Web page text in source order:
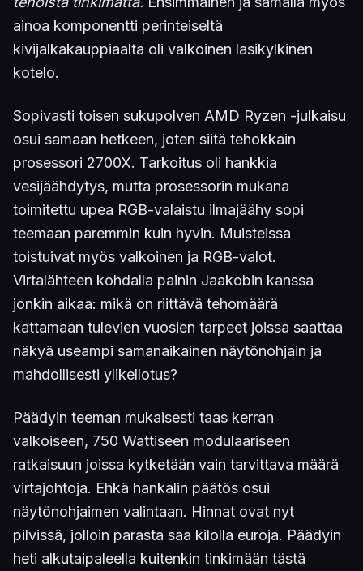
ainoa komponentti perinteiseltä
kivijalkakauppiaalta oli valkoinen lasikylkinen
kotelo.
Sopivasti toisen sukupolven AMD Ryzen -julkaisu
osui samaan hetkeen, joten siitä tehokkain
prosessori 2700X. Tarkoitus oli hankkia
vesijäähdytys, mutta prosessorin mukana
toimitettu upea RGB-valaistu ilmajäähy sopi
teemaan paremmin kuin hyvin. Muisteissa
toistuivat myös valkoinen ja RGB-valot.
Virtalähteen kohdalla painin Jaakobin kanssa
jonkin aikaa: mikä on riittävä tehomäärä
kattamaan tulevien vuosien tarpeet joissa saattaa
näkyä useampi samanaikainen näytönohjain ja
mahdollisesti ylikellotus?
Päädyin teeman mukaisesti taas kerran
valkoiseen, 750 Wattiseen modulaariseen
ratkaisuun joissa kytketään vain tarvittava määrä
virtajohtoja. Ehkä hankalin päätös osui
näytönohjaimen valintaan. Hinnat ovat nyt
pilvissä, jolloin parasta saa kilolla euroja. Päädyin
heti alkutaipaleella kuitenkin tinkimään tästä